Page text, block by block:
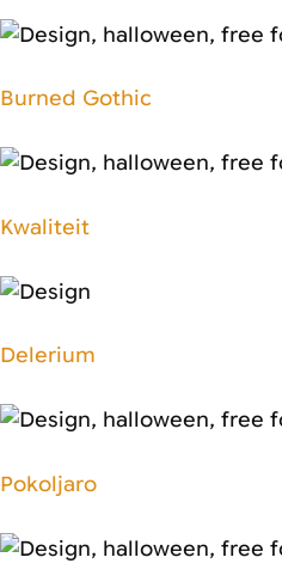
Burned Gothic
Kwaliteit
Delerium
Pokoljaro